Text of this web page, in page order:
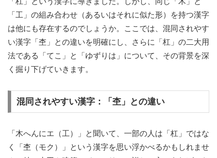
「工」の組み合わせ（あるいはそれに似た形）を持つ漢字
は他にも存在するのでしょうか。ここでは、混同されやす
い漢字「杢」との違いを明確にし、さらに「杠」の二大用
法である「てこ」と「ゆずりは」について、その背景を深
く掘り下げていきます。
混同されやすい漢字：「杢」との違い
「木へんにエ（工）」と聞いて、一部の人は「杠」ではな
く「杢（モク）」という漢字を思い浮かべるかもしれませ